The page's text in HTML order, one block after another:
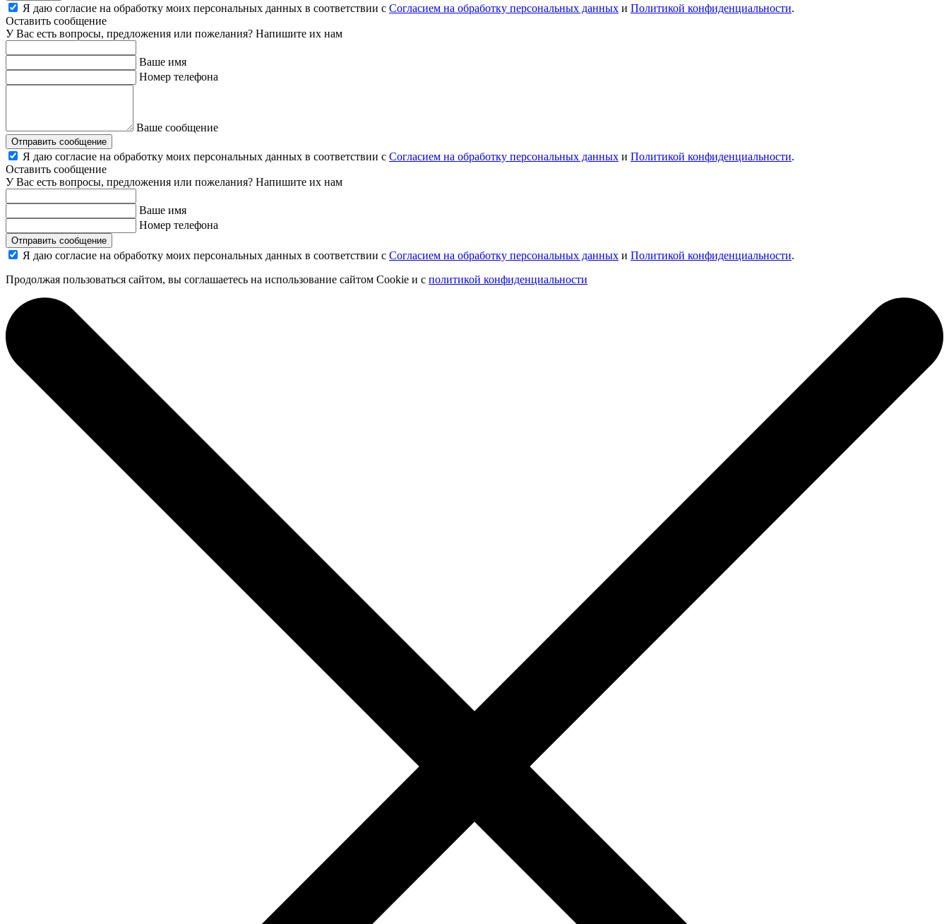
Я даю согласие на обработку моих персональных данных в соответствии с Согласием на обработку персональных данных и Политикой конфиденциальности.
Оставить сообщение
У Вас есть вопросы, предложения или пожелания? Напишите их нам
Ваше имя
Номер телефона
Ваше сообщение
Отправить сообщение
Я даю согласие на обработку моих персональных данных в соответствии с Согласием на обработку персональных данных и Политикой конфиденциальности.
Оставить сообщение
У Вас есть вопросы, предложения или пожелания? Напишите их нам
Ваше имя
Номер телефона
Отправить сообщение
Я даю согласие на обработку моих персональных данных в соответствии с Согласием на обработку персональных данных и Политикой конфиденциальности.
Продолжая пользоваться сайтом, вы соглашаетесь на использование сайтом Cookie и с политикой конфиденциальности